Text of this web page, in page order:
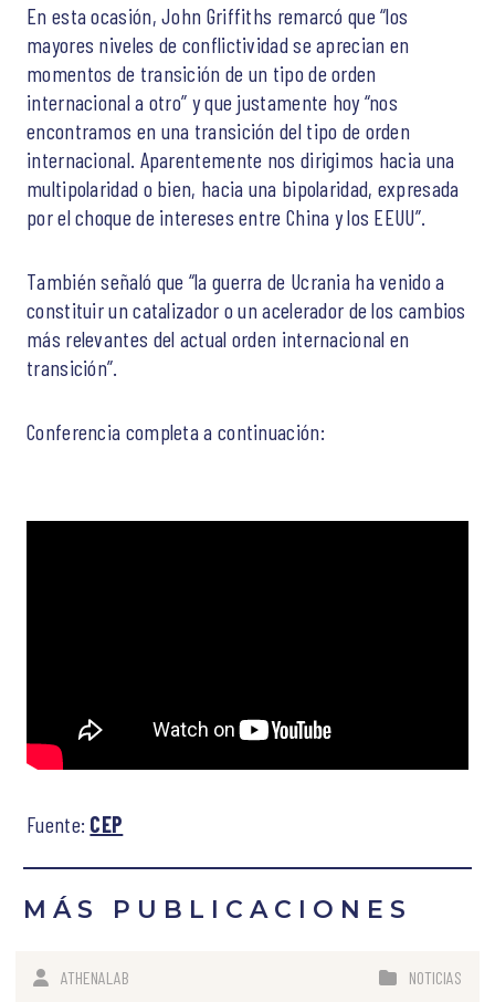
En esta ocasión, John Griffiths remarcó que “los
mayores niveles de conflictividad se aprecian en
momentos de transición de un tipo de orden
internacional a otro” y que justamente hoy “nos
encontramos en una transición del tipo de orden
internacional. Aparentemente nos dirigimos hacia una
multipolaridad o bien, hacia una bipolaridad, expresada
por el choque de intereses entre China y los EEUU”.
También señaló que “la guerra de Ucrania ha venido a
constituir un catalizador o un acelerador de los cambios
más relevantes del actual orden internacional en
transición”.
Conferencia completa a continuación:
Fuente: CEP
MÁS PUBLICACIONES
ATHENALAB NOTICIAS